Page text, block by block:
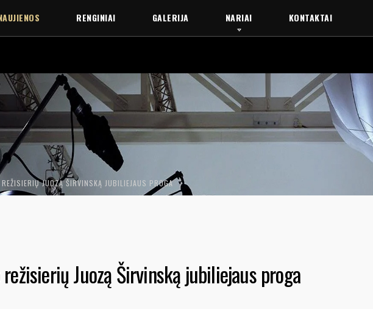
RENGINIAI GALERIJA NARIAI KONTAKTAI
JUOZĄ ŠIRVINSKĄ JUBILIEJAUS PROGA
Juozą Širvinską jubiliejaus proga